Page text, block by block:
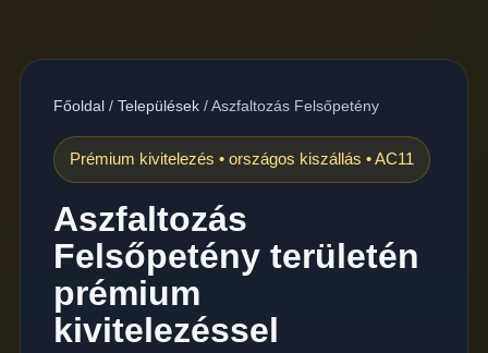
Főoldal/ Települések/Aszfaltozás Felsőpetény
Prémium kivitelezés • országos kiszállás • AC11
Aszfaltozás
Felsőpetény területén
prémium
kivitelezéssel